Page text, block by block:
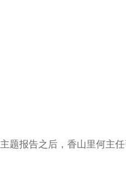
主题报告之后，香山里何主